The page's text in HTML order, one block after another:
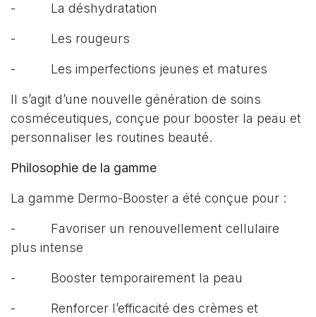
- La déshydratation
- Les rougeurs
- Les imperfections jeunes et matures
Il s’agit d’une nouvelle génération de soins
cosméceutiques, conçue pour booster la peau et
personnaliser les routines beauté.
Philosophie de la gamme
La gamme Dermo-Booster a été conçue pour :
- Favoriser un renouvellement cellulaire
plus intense
- Booster temporairement la peau
- Renforcer l’efficacité des crèmes et